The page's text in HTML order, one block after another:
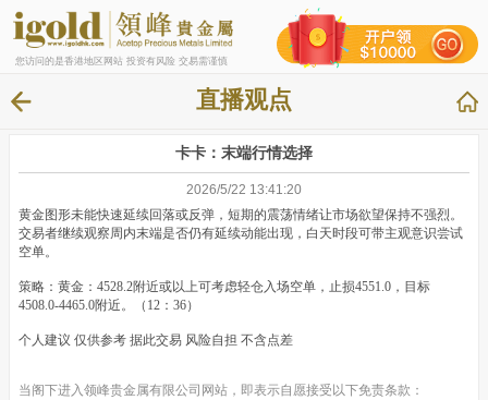
您访问的是香港地区网站 投资有风险 交易需谨慎
直播观点
卡卡：末端行情选择
2026/5/22 13:41:20
黄金图形未能快速延续回落或反弹，短期的震荡情绪让市场欲望保持不强烈。
交易者继续观察周内末端是否仍有延续动能出现，白天时段可带主观意识尝试
空单。
策略：黄金：4528.2附近或以上可考虑轻仓入场空单，止损4551.0，目标
4508.0-4465.0附近。（12：36）
个人建议 仅供参考 据此交易 风险自担 不含点差
当阁下进入领峰贵金属有限公司网站，即表示自愿接受以下免责条款：